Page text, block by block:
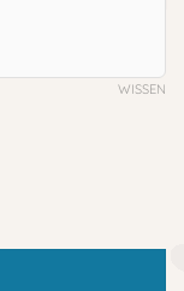
WISSEN